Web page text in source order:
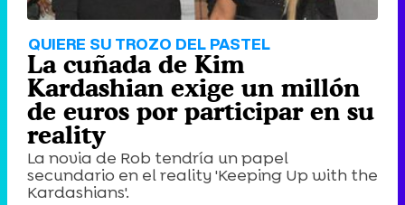
QUIERE SU TROZO DEL PASTEL
La cuñada de Kim
Kardashian exige un millón
de euros por participar en su
reality
La novia de Rob tendría un papel
secundario en el reality 'Keeping Up with the
Kardashians'.